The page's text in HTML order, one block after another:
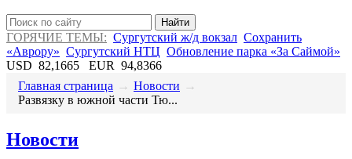
Найти
ГОРЯЧИЕ ТЕМЫ: Сургутский ж/д вокзал Сохранить
«Аврору» Сургутский НТЦ Обновление парка «За Саймой»
USD 82,1665 EUR 94,8366
Главная страница → Новости →
​Развязку в южной части Тю...
Новости